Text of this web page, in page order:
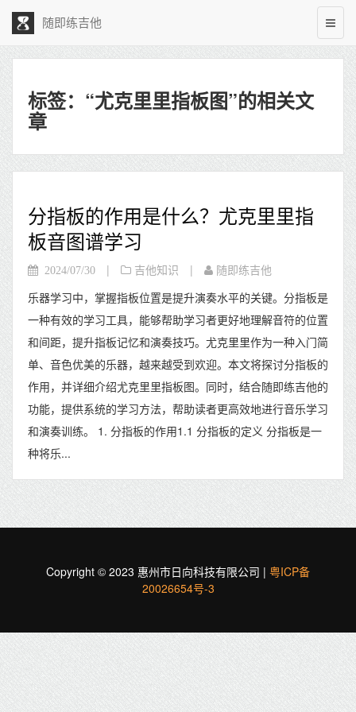
随即练吉他
标签：“尤克里里指板图”的相关文
章
分指板的作用是什么？尤克里里指
板音图谱学习
2024/07/30 | 吉他知识 | 随即练吉他
乐器学习中，掌握指板位置是提升演奏水平的关键。分指板是
一种有效的学习工具，能够帮助学习者更好地理解音符的位置
和间距，提升指板记忆和演奏技巧。尤克里里作为一种入门简
单、音色优美的乐器，越来越受到欢迎。本文将探讨分指板的
作用，并详细介绍尤克里里指板图。同时，结合随即练吉他的
功能，提供系统的学习方法，帮助读者更高效地进行音乐学习
和演奏训练。 1. 分指板的作用1.1 分指板的定义 分指板是一
种将乐...
Copyright © 2023 惠州市日向科技有限公司 | 粤ICP备
20026654号-3